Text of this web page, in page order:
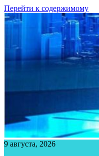
Перейти к содержимому
9 августа, 2026